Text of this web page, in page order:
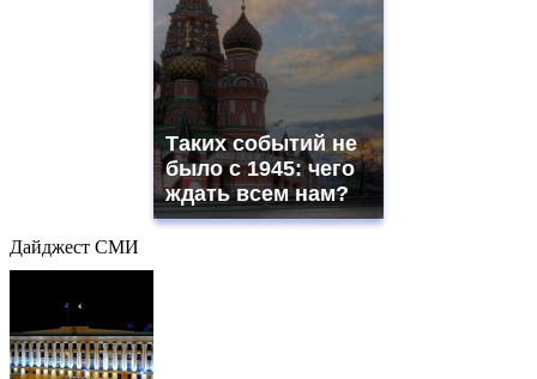
Таких событий не
было с 1945: чего
ждать всем нам?
Дайджест СМИ